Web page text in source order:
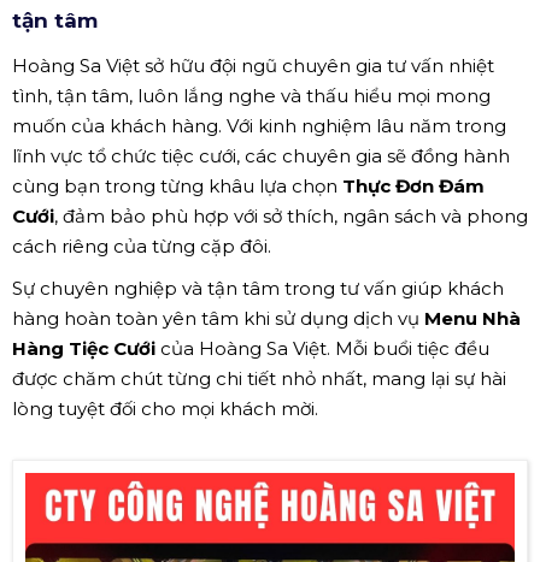
tận tâm
Hoàng Sa Việt sở hữu đội ngũ chuyên gia tư vấn nhiệt
tình, tận tâm, luôn lắng nghe và thấu hiểu mọi mong
muốn của khách hàng. Với kinh nghiệm lâu năm trong
lĩnh vực tổ chức tiệc cưới, các chuyên gia sẽ đồng hành
cùng bạn trong từng khâu lựa chọn Thực Đơn Đám
Cưới, đảm bảo phù hợp với sở thích, ngân sách và phong
cách riêng của từng cặp đôi.
Sự chuyên nghiệp và tận tâm trong tư vấn giúp khách
hàng hoàn toàn yên tâm khi sử dụng dịch vụ Menu Nhà
Hàng Tiệc Cưới của Hoàng Sa Việt. Mỗi buổi tiệc đều
được chăm chút từng chi tiết nhỏ nhất, mang lại sự hài
lòng tuyệt đối cho mọi khách mời.